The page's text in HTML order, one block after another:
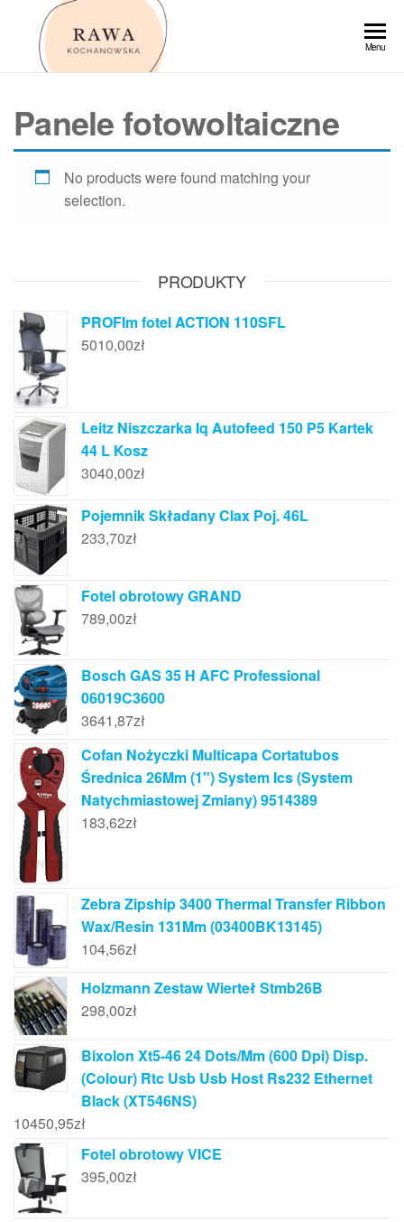
Przejdź
Menu
Panele fotowoltaiczne
No products were found matching your
selection.
PRODUKTY
PROFIm fotel ACTION 110SFL
5010,00zł
Leitz Niszczarka Iq Autofeed 150 P5 Kartek
44 L Kosz
3040,00zł
Pojemnik Składany Clax Poj. 46L
233,70zł
Fotel obrotowy GRAND
789,00zł
Bosch GAS 35 H AFC Professional
06019C3600
3641,87zł
Cofan Nożyczki Multicapa Cortatubos
Średnica 26Mm (1") System Ics (System
Natychmiastowej Zmiany) 9514389
183,62zł
Zebra Zipship 3400 Thermal Transfer Ribbon
Wax/Resin 131Mm (03400BK13145)
104,56zł
Holzmann Zestaw Wierteł Stmb26B
298,00zł
Bixolon Xt5-46 24 Dots/Mm (600 Dpi) Disp.
(Colour) Rtc Usb Usb Host Rs232 Ethernet
Black (XT546NS)
10450,95zł
Fotel obrotowy VICE
395,00zł